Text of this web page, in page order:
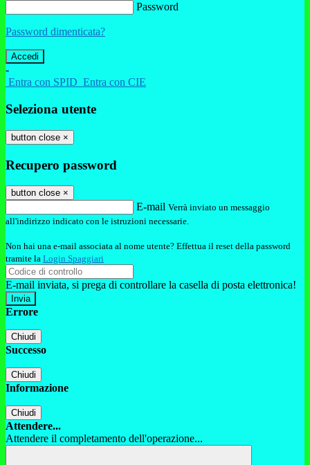
Password
Password dimenticata?
-
Entra con SPID Entra con CIE
Seleziona utente
button close ×
Recupero password
button close ×
E-mail Verrà inviato un messaggio
all'indirizzo indicato con le istruzioni necessarie.
Non hai una e-mail associata al nome utente? Effettua il reset della password
tramite la Login Spaggiari
E-mail inviata, si prega di controllare la casella di posta elettronica!
Errore
Chiudi
Successo
Chiudi
Informazione
Chiudi
Attendere...
Attendere il completamento dell'operazione...